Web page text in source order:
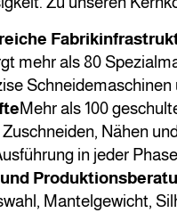
mehr als 80
Mehr als 100
Nähen
in jeder
Mantelgewicht,